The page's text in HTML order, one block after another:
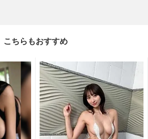
こちらもおすすめ